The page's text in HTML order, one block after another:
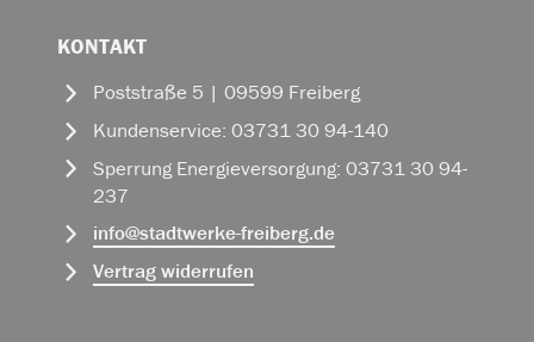
KONTAKT
Poststraße 5 | 09599 Freiberg
Kundenservice: 03731 30 94-140
Sperrung Energieversorgung: 03731 30 94-
237
info@stadtwerke-freiberg.de
Vertrag widerrufen